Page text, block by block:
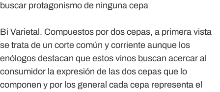
buscar protagonismo de ninguna cepa
Bi Varietal. Compuestos por dos cepas, a primera vista
se trata de un corte común y corriente aunque los
enólogos destacan que estos vinos buscan acercar al
consumidor la expresión de las dos cepas que lo
componen y por los general cada cepa representa el